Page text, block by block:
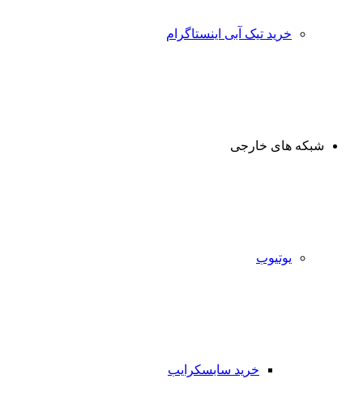
خرید تیک آبی اینستاگرام
شبکه های خارجی
یوتیوب
خرید سابسکرایب